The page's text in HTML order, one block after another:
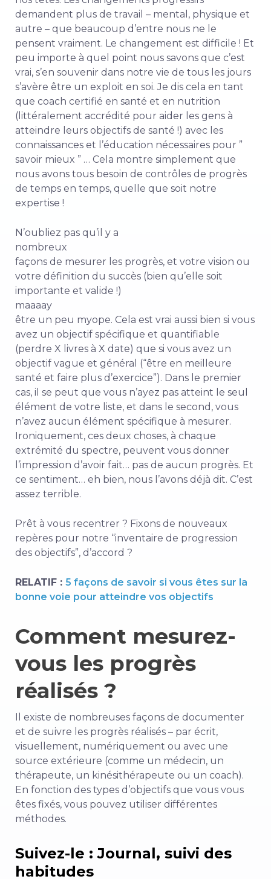
demandent plus de travail – mental, physique et
autre – que beaucoup d’entre nous ne le
pensent vraiment. Le changement est difficile ! Et
peu importe à quel point nous savons que c’est
vrai, s’en souvenir dans notre vie de tous les jours
s’avère être un exploit en soi. Je dis cela en tant
que coach certifié en santé et en nutrition
(littéralement accrédité pour aider les gens à
atteindre leurs objectifs de santé !) avec les
connaissances et l’éducation nécessaires pour ”
savoir mieux ” … Cela montre simplement que
nous avons tous besoin de contrôles de progrès
de temps en temps, quelle que soit notre
expertise !
N’oubliez pas qu’il y a
nombreux
façons de mesurer les progrès, et votre vision ou
votre définition du succès (bien qu’elle soit
importante et valide !)
maaaay
être un peu myope. Cela est vrai aussi bien si vous
avez un objectif spécifique et quantifiable
(perdre X livres à X date) que si vous avez un
objectif vague et général (“être en meilleure
santé et faire plus d’exercice”). Dans le premier
cas, il se peut que vous n’ayez pas atteint le seul
élément de votre liste, et dans le second, vous
n’avez aucun élément spécifique à mesurer.
Ironiquement, ces deux choses, à chaque
extrémité du spectre, peuvent vous donner
l’impression d’avoir fait… pas de aucun progrès. Et
ce sentiment… eh bien, nous l’avons déjà dit. C’est
assez terrible.
Prêt à vous recentrer ? Fixons de nouveaux
repères pour notre “inventaire de progression
des objectifs”, d’accord ?
RELATIF : 5 façons de savoir si vous êtes sur la
bonne voie pour atteindre vos objectifs
Comment mesurez-
vous les progrès
réalisés ?
Il existe de nombreuses façons de documenter
et de suivre les progrès réalisés – par écrit,
visuellement, numériquement ou avec une
source extérieure (comme un médecin, un
thérapeute, un kinésithérapeute ou un coach).
En fonction des types d’objectifs que vous vous
êtes fixés, vous pouvez utiliser différentes
méthodes.
Suivez-le : Journal, suivi des
habitudes